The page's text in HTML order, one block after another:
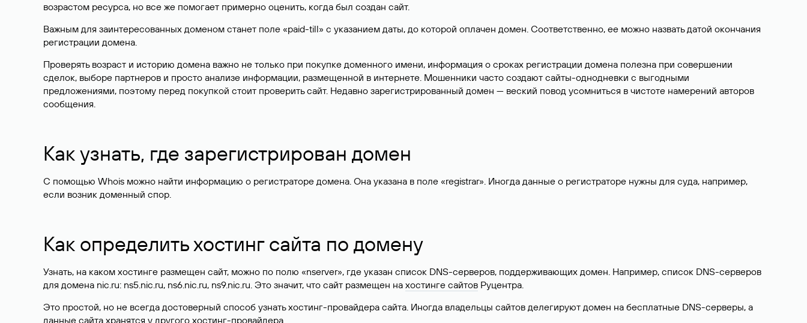
возрастом ресурса, но все же помогает примерно оценить, когда был создан сайт.
Важным для заинтересованных доменом станет поле «paid-till» с указанием даты, до которой оплачен домен. Соответственно, ее можно назвать датой окончания
регистрации домена.
Проверять возраст и историю домена важно не только при покупке доменного имени, информация о сроках регистрации домена полезна при совершении
сделок, выборе партнеров и просто анализе информации, размещенной в интернете. Мошенники часто создают сайты-однодневки с выгодными
предложениями, поэтому перед покупкой стоит проверить сайт. Недавно зарегистрированный домен — веский повод усомниться в чистоте намерений авторов
сообщения.
Как узнать, где зарегистрирован домен
С помощью Whois можно найти информацию о регистраторе домена. Она указана в поле «registrar». Иногда данные о регистраторе нужны для суда, например,
если возник доменный спор.
Как определить хостинг сайта по домену
Узнать, на каком хостинге размещен сайт, можно по полю «nserver», где указан список DNS-серверов, поддерживающих домен. Например, список DNS-серверов
для домена nic.ru: ns5.nic.ru, ns6.nic.ru, ns9.nic.ru. Это значит, что сайт размещен на хостинге сайтов Руцентра.
Это простой, но не всегда достоверный способ узнать хостинг-провайдера сайта. Иногда владельцы сайтов делегируют домен на бесплатные DNS-серверы, а
данные сайта хранятся у другого хостинг-провайдера.